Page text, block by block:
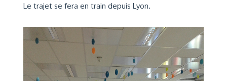
Le trajet se fera en train depuis Lyon.